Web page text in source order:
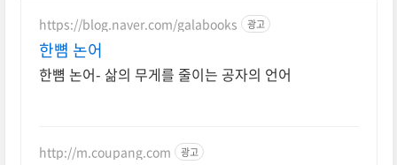
https://blog.naver.com/galabooks 광고
한뼘 논어
한뼘 논어- 삶의 무게를 줄이는 공자의 언어
http://m.coupang.com 광고